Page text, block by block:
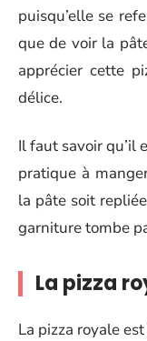
puisqu’elle se
que de voir la
apprécier cette
délice.
Il faut savoir qu’il
pratique à
la pâte soit
garniture tombe
La pizza
La pizza royale